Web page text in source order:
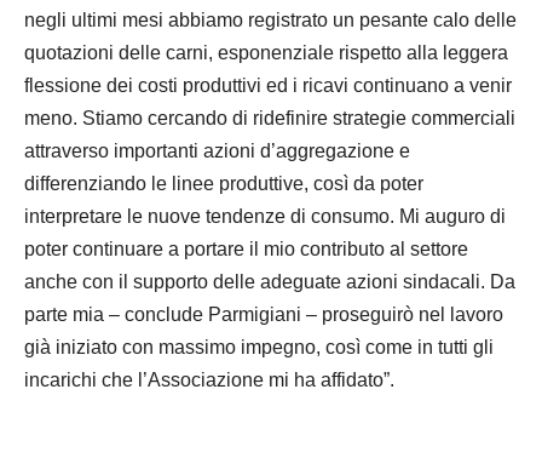
negli ultimi mesi abbiamo registrato un pesante calo delle
quotazioni delle carni, esponenziale rispetto alla leggera
flessione dei costi produttivi ed i ricavi continuano a venir
meno. Stiamo cercando di ridefinire strategie commerciali
attraverso importanti azioni d’aggregazione e
differenziando le linee produttive, così da poter
interpretare le nuove tendenze di consumo. Mi auguro di
poter continuare a portare il mio contributo al settore
anche con il supporto delle adeguate azioni sindacali. Da
parte mia – conclude Parmigiani – proseguirò nel lavoro
già iniziato con massimo impegno, così come in tutti gli
incarichi che l’Associazione mi ha affidato”.